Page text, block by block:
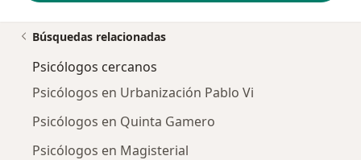
Búsquedas relacionadas
Psicólogos cercanos
Psicólogos en Urbanización Pablo Vi
Psicólogos en Quinta Gamero
Psicólogos en Magisterial